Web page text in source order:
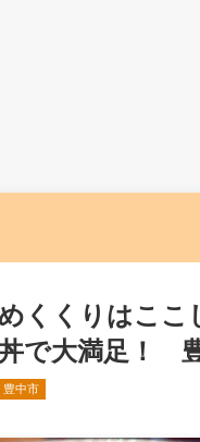
くくりはこ
で大満足！
豊中市